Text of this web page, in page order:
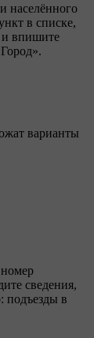
населённого
в списке,
и впишите
варианты
сведения,
подъезды в